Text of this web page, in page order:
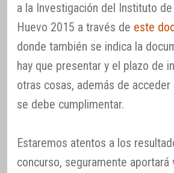
a la Investigación del Instituto
Huevo 2015 a través de este
donde también se indica la
hay que presentar y el plazo de
otras cosas, además de
se debe cumplimentar.
Estaremos atentos a los
concurso, seguramente